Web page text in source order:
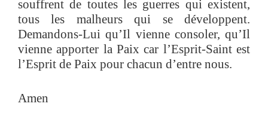
souffrent de toutes les guerres qui existent,
tous les malheurs qui se développent.
Demandons-Lui qu’Il vienne consoler, qu’Il
vienne apporter la Paix car l’Esprit-Saint est
l’Esprit de Paix pour chacun d’entre nous.
Amen